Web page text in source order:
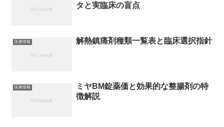
タと実臨床の盲点
医療情報 解熱鎮痛剤種類一覧表と臨床選択指針
医療情報
ミヤBM錠薬価と効果的な整腸剤の特
徴解説